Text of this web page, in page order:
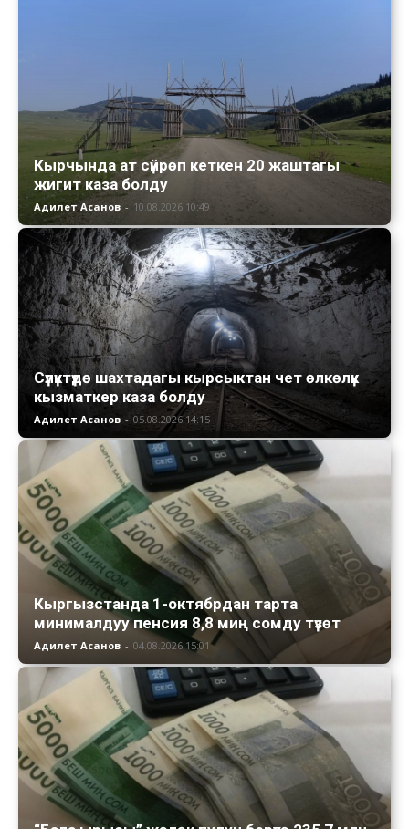
Кырчында ат сүйрөп кеткен 20 жаштагы
жигит каза болду
Адилет Асанов - 10.08.2026 10:49
Сүлүктүдө шахтадагы кырсыктан чет өлкөлүк
кызматкер каза болду
Адилет Асанов - 05.08.2026 14:15
Кыргызстанда 1-октябрдан тарта
минималдуу пенсия 8,8 миң сомду түзөт
Адилет Асанов - 04.08.2026 15:01